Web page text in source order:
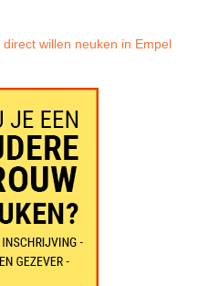
willen neuken in Empel